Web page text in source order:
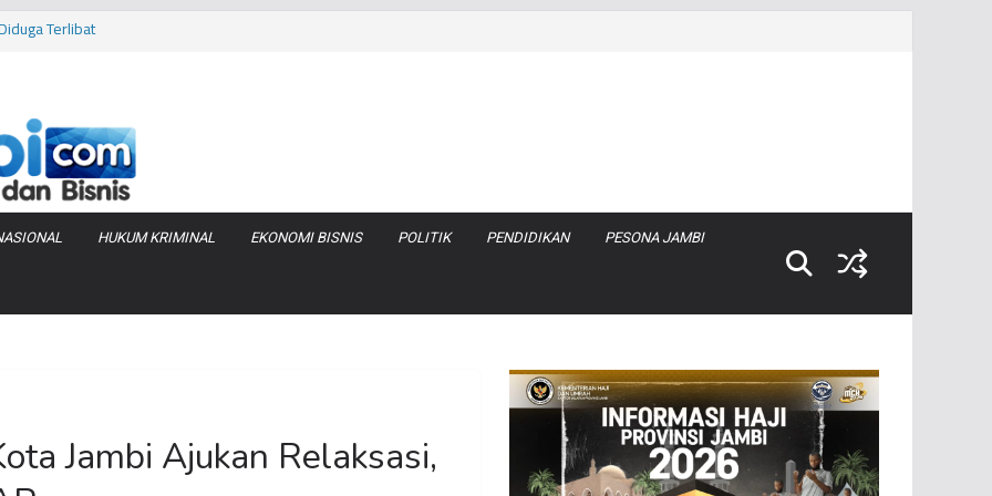
Terlibat
Jadi Rp
Zenix di
HUKUM KRIMINAL EKONOMI BISNIS POLITIK PENDIDIKAN PESONA JAMBI
Jambi Ajukan Relaksasi,